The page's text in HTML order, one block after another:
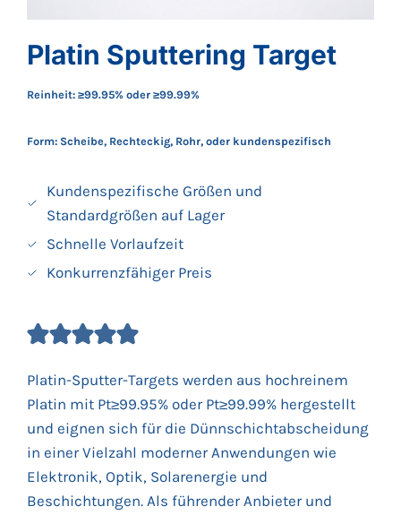
Platin Sputtering Target
Reinheit: ≥99.95% oder ≥99.99%
Form: Scheibe, Rechteckig, Rohr, oder kundenspezifisch
Kundenspezifische Größen und
Standardgrößen auf Lager
Schnelle Vorlaufzeit
Konkurrenzfähiger Preis
Platin-Sputter-Targets werden aus hochreinem
Platin mit Pt≥99.95% oder Pt≥99.99% hergestellt
und eignen sich für die Dünnschichtabscheidung
in einer Vielzahl moderner Anwendungen wie
Elektronik, Optik, Solarenergie und
Beschichtungen. Als führender Anbieter und